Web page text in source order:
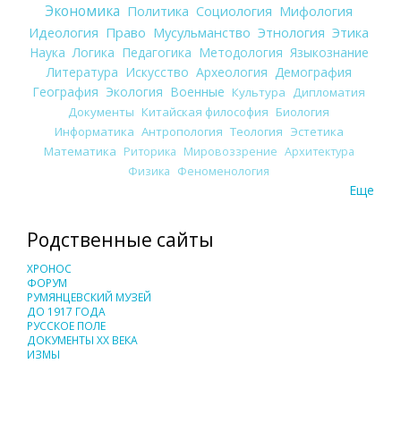
Экономика Политика Социология Мифология
Идеология Право Мусульманство Этнология Этика
Наука Логика Педагогика Методология Языкознание
Литература Искусство Археология Демография
География Экология Военные Культура
Дипломатия
Документы Китайская философия Биология
Информатика Антропология Теология Эстетика
Математика Риторика Мировоззрение Архитектура
Физика Феноменология
Еще
Родственные сайты
ХРОНОС
ФОРУМ
РУМЯНЦЕВСКИЙ МУЗЕЙ
ДО 1917 ГОДА
РУССКОЕ ПОЛЕ
ДОКУМЕНТЫ XX ВЕКА
ИЗМЫ